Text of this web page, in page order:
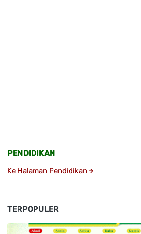
PENDIDIKAN
Ke Halaman Pendidikan
TERPOPULER